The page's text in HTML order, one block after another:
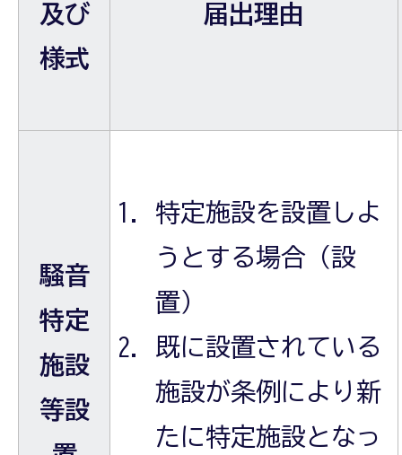
及び
様式
届出理由
騒音
特定
施設
等設
特定施設を設置しよ
うとする場合（設
置）
既に設置されている
施設が条例により新
たに特定施設となっ